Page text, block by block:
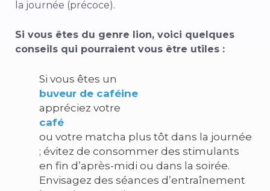
la journée (précoce).
Si vous êtes du genre lion, voici quelques
conseils qui pourraient vous être utiles :
Si vous êtes un
buveur de caféine
appréciez votre
café
ou votre matcha plus tôt dans la journée
; évitez de consommer des stimulants
en fin d’après-midi ou dans la soirée.
Envisagez des séances d’entraînement